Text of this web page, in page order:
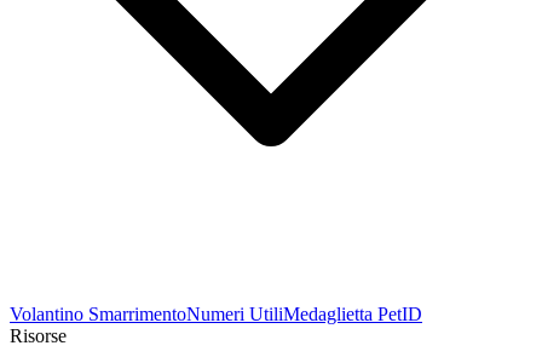
Volantino SmarrimentoNumeri UtiliMedaglietta PetID
Risorse